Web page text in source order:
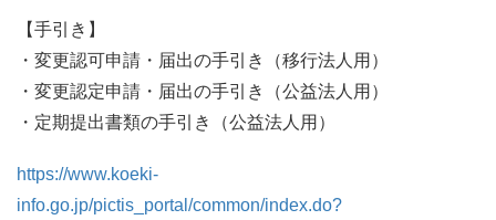
【手引き】
・変更認可申請・届出の手引き（移行法人用）
・変更認定申請・届出の手引き（公益法人用）
・定期提出書類の手引き（公益法人用）
https://www.koeki-
info.go.jp/pictis_portal/common/index.do?